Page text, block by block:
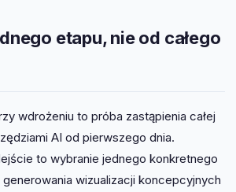
etapu, nie od całego
wdrożeniu to próba zastąpienia całej
AI od pierwszego dnia.
to wybranie jednego konkretnego
generowania wizualizacji koncepcyjnych